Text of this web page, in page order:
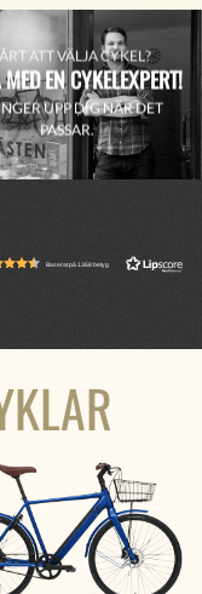
ATT VÄLJA CYKEL?
EN CYKELEXPERT!
UPP DIG NÄR DET
PASSAR.
Baserat på 1368 betyg